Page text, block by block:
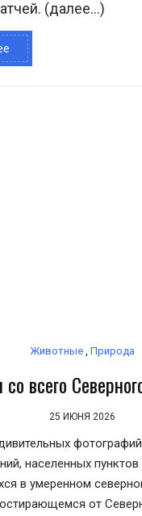
(далее…)
Животные , Природа
всего
25 ИЮНЯ 2026
населенных
в умеренном
от